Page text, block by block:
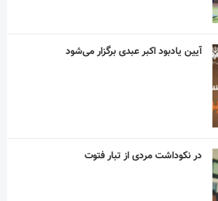
آیین یادبود اکبر عبدی برگزار می‌شود
در نکوداشت مردی از تبار فتوت